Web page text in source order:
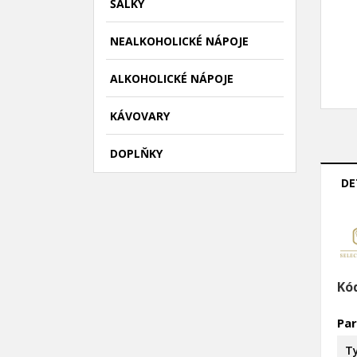
ŠÁLKY
NEALKOHOLICKÉ NÁPOJE
ALKOHOLICKÉ NÁPOJE
KÁVOVARY
DOPLŇKY